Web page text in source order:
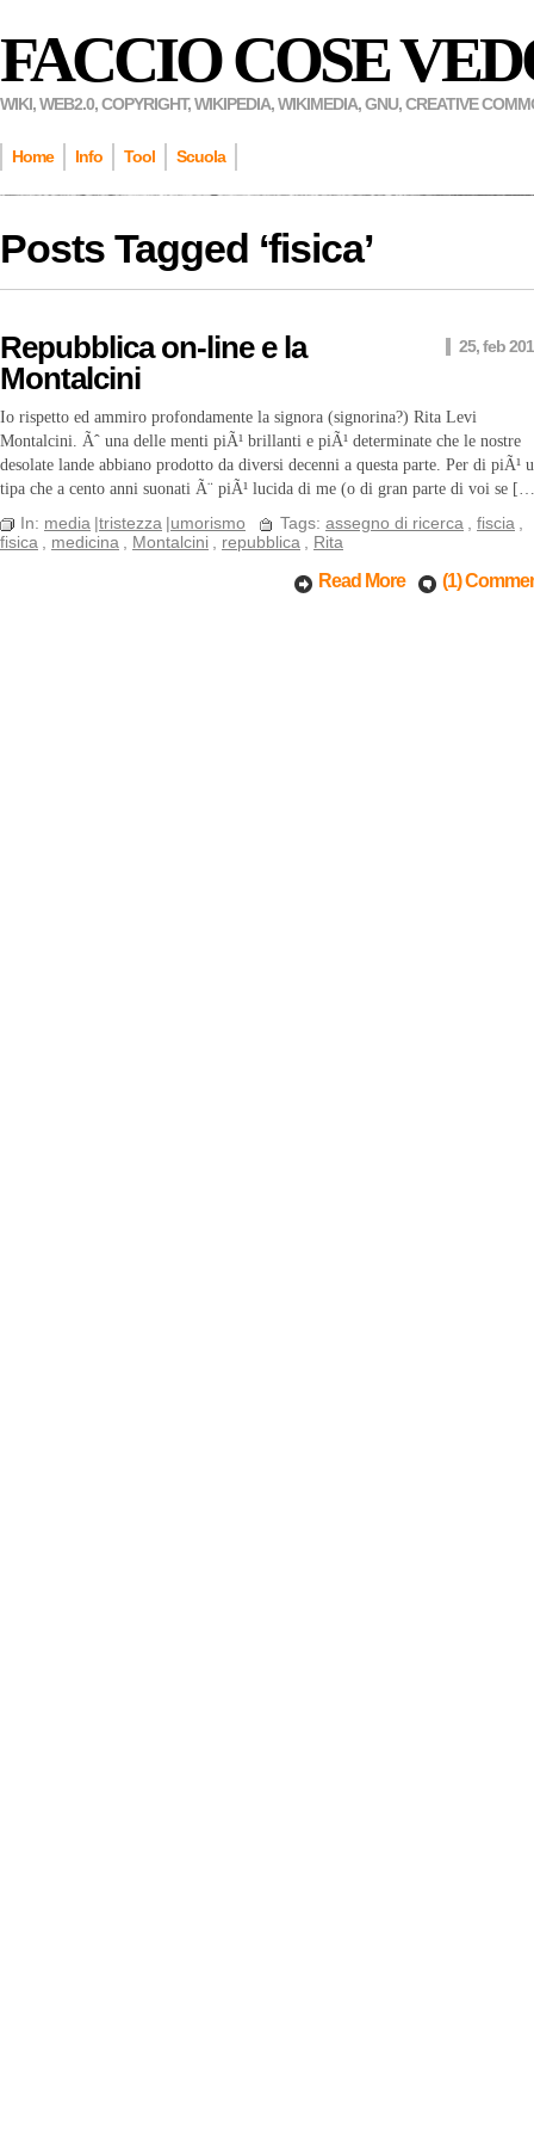
FACCIO COSE
WIKI, WEB2.0, COPYRIGHT, WIKIPEDIA, WIKIMEDIA, GNU, CREATIVE
Home Info Tool Scuola
Posts Tagged ‘fisica’
Repubblica on-line e la
Montalcini
25, feb
Io rispetto ed ammiro profondamente la signora (signorina?) Rita Levi
Montalcini. Ãˆ una delle menti piÃ¹ brillanti e piÃ¹ determinate che le nostre
desolate lande abbiano prodotto da diversi decenni a questa parte. Per di piÃ¹
tipa che a cento anni suonati Ã¨ piÃ¹ lucida di me (o di gran parte di voi se
In: media |tristezza |umorismo Tags: assegno di ricerca fiscia
fisica
medicina Montalcini repubblica Rita
Read More (1)